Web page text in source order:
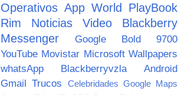
Operativos App World PlayBook
Rim
Noticias Video
Blackberry
Messenger
Google
Bold 9700
YouTube Movistar Microsoft Wallpapers
whatsApp
Blackberryvzla
Android
Gmail Trucos Celebridades Google Maps